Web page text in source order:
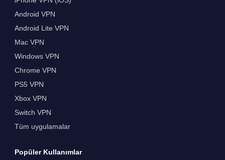
Android VPN
Android Lite VPN
Mac VPN
Windows VPN
Chrome VPN
PS5 VPN
Xbox VPN
Switch VPN
Tüm uygulamalar
Popüler Kullanımlar